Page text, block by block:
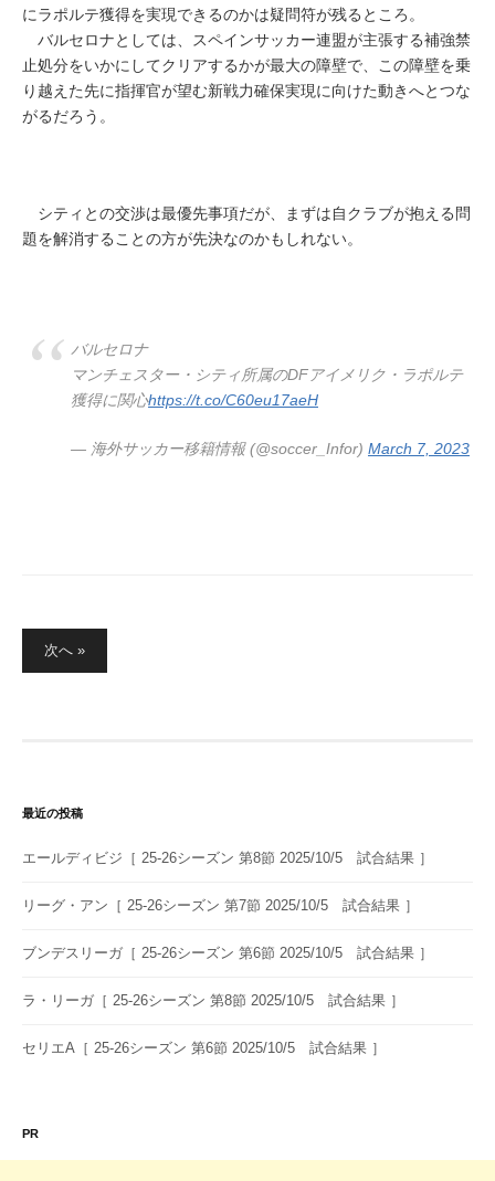
にラポルテ獲得を実現できるのかは疑問符が残るところ。
バルセロナとしては、スペインサッカー連盟が主張する補強禁
止処分をいかにしてクリアするかが最大の障壁で、この障壁を乗
り越えた先に指揮官が望む新戦力確保実現に向けた動きへとつな
がるだろう。
シティとの交渉は最優先事項だが、まずは自クラブが抱える問
題を解消することの方が先決なのかもしれない。
バルセロナ
マンチェスター・シティ所属のDFアイメリク・ラポルテ
獲得に関心https://t.co/C60eu17aeH
— 海外サッカー移籍情報 (@soccer_Infor) March 7, 2023
稿
送
次へ »
最近の投稿
エールディビジ［ 25-26シーズン 第8節 2025/10/5 試合結果 ］
リーグ・アン［ 25-26シーズン 第7節 2025/10/5 試合結果 ］
ブンデスリーガ［ 25-26シーズン 第6節 2025/10/5 試合結果 ］
ラ・リーガ［ 25-26シーズン 第8節 2025/10/5 試合結果 ］
セリエA［ 25-26シーズン 第6節 2025/10/5 試合結果 ］
PR